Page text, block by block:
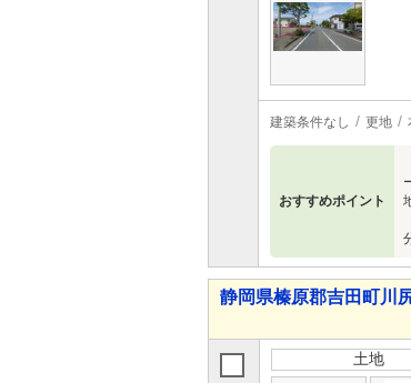
建築条件なし 更地
おすすめポイント
静岡県榛原郡吉田町川
土地